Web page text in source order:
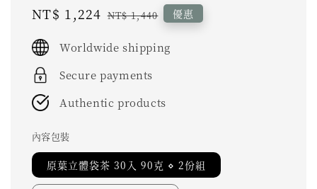
Sale
NT$ 1,224 Regular
NT$ 1,440 優惠
Worldwide shipping
Secure payments
Authentic products
內容包裝
原葉立體袋茶 30入 90克 ⋄ 2份組